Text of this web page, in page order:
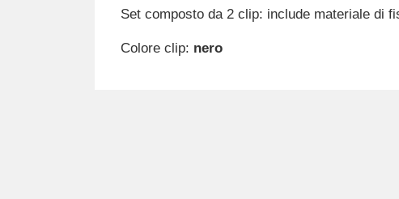
Set composto da 2 clip: include materiale di
Colore clip: nero